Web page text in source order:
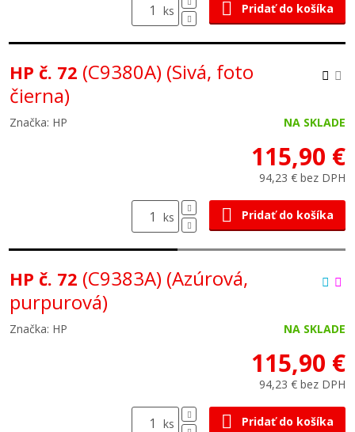
ks Pridať do košíka
HP č. 72 (C9380A) (Sivá, foto
čierna)
Značka: HP NA SKLADE
115,90 €
94,23 € bez DPH
ks Pridať do košíka
HP č. 72 (C9383A) (Azúrová,
purpurová)
Značka: HP NA SKLADE
115,90 €
94,23 € bez DPH
ks Pridať do košíka